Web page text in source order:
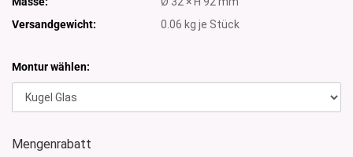
Versandgewicht:
0.06 kg je Stück
Montur wählen:
Mengenrabatt